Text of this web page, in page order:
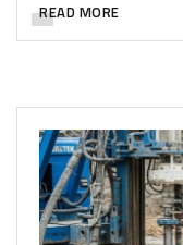
READ MORE